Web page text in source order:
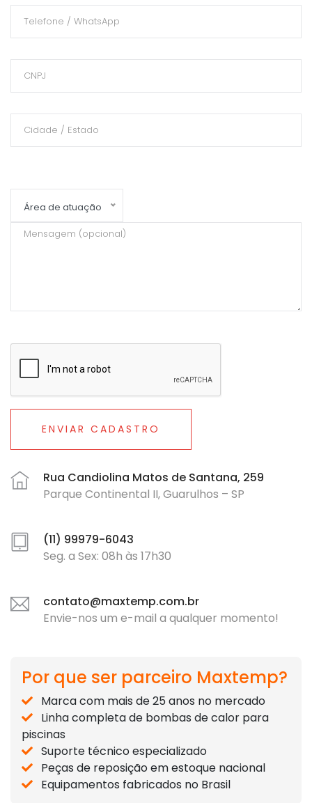
Área de atuação
ENVIAR CADASTRO
Rua Candiolina Matos de Santana, 259
Parque Continental II, Guarulhos – SP
(11) 99979-6043
Seg. a Sex: 08h às 17h30
contato@maxtemp.com.br
Envie-nos um e-mail a qualquer momento!
Por que ser parceiro Maxtemp?
Marca com mais de 25 anos no mercado
Linha completa de bombas de calor para
piscinas
Suporte técnico especializado
Peças de reposição em estoque nacional
Equipamentos fabricados no Brasil